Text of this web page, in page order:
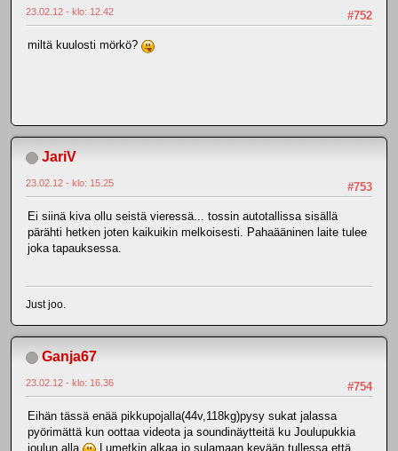
#752
23.02.12 - klo: 12.42
miltä kuulosti mörkö?
JariV
#753
23.02.12 - klo: 15.25
Ei siinä kiva ollu seistä vieressä... tossin autotallissa sisällä
pärähti hetken joten kaikuikin melkoisesti. Pahaääninen laite tulee
joka tapauksessa.
Just joo.
Ganja67
#754
23.02.12 - klo: 16.36
Eihän tässä enää pikkupojalla(44v,118kg)pysy sukat jalassa
pyörimättä kun oottaa videota ja soundinäytteitä ku Joulupukkia
joulun alla
Lumetkin alkaa jo sulamaan kevään tullessa että